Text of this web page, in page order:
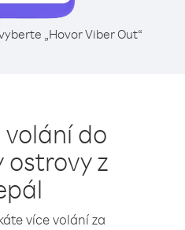
„Hovor Viber Out“
do
ostrovy z
více volání za